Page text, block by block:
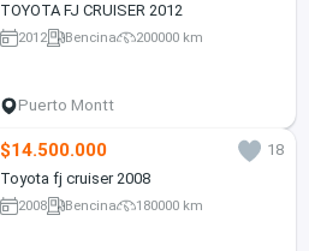
TOYOTA FJ CRUISER 2012
2012 Bencina 200000 km
Puerto Montt
$14.500.000
18
Toyota fj cruiser 2008
2008 Bencina 180000 km